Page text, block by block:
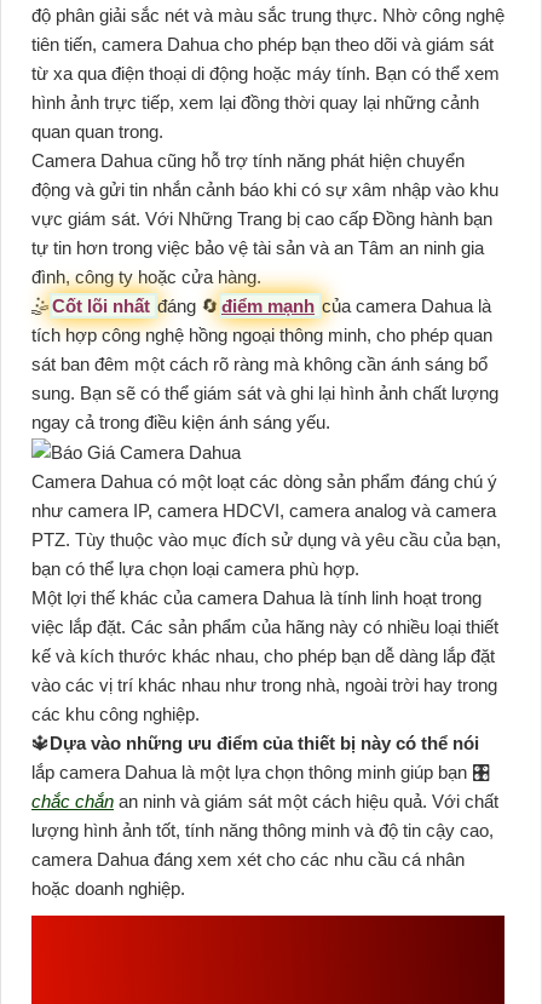
độ phân giải sắc nét và màu sắc trung thực. Nhờ công nghệ
tiên tiến, camera Dahua cho phép bạn theo dõi và giám sát
từ xa qua điện thoại di động hoặc máy tính. Bạn có thể xem
hình ảnh trực tiếp, xem lại đồng thời quay lại những cảnh
quan quan trong.
Camera Dahua cũng hỗ trợ tính năng phát hiện chuyển
động và gửi tin nhắn cảnh báo khi có sự xâm nhập vào khu
vực giám sát. Với Những Trang bị cao cấp Đồng hành bạn
tự tin hơn trong việc bảo vệ tài sản và an Tâm an ninh gia
đình, công ty hoặc cửa hàng.
🤹Cốt lõi nhất đáng 🔄 điểm mạnh của camera Dahua là
tích hợp công nghệ hồng ngoại thông minh, cho phép quan
sát ban đêm một cách rõ ràng mà không cần ánh sáng bổ
sung. Bạn sẽ có thể giám sát và ghi lại hình ảnh chất lượng
ngay cả trong điều kiện ánh sáng yếu.
Camera Dahua có một loạt các dòng sản phẩm đáng chú ý
như camera IP, camera HDCVI, camera analog và camera
PTZ. Tùy thuộc vào mục đích sử dụng và yêu cầu của bạn,
bạn có thể lựa chọn loại camera phù hợp.
Một lợi thế khác của camera Dahua là tính linh hoạt trong
việc lắp đặt. Các sản phẩm của hãng này có nhiều loại thiết
kế và kích thước khác nhau, cho phép bạn dễ dàng lắp đặt
vào các vị trí khác nhau như trong nhà, ngoài trời hay trong
các khu công nghiệp.
🔱Dựa vào những ưu điểm của thiết bị này có thể nói
lắp camera Dahua là một lựa chọn thông minh giúp bạn 🎛
chắc chắn an ninh và giám sát một cách hiệu quả. Với chất
lượng hình ảnh tốt, tính năng thông minh và độ tin cậy cao,
camera Dahua đáng xem xét cho các nhu cầu cá nhân
hoặc doanh nghiệp.